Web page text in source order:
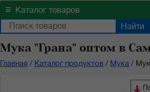
≡ Каталог товаров
Мука "Грана" оптом в
Главная / Каталог продуктов / Мука /